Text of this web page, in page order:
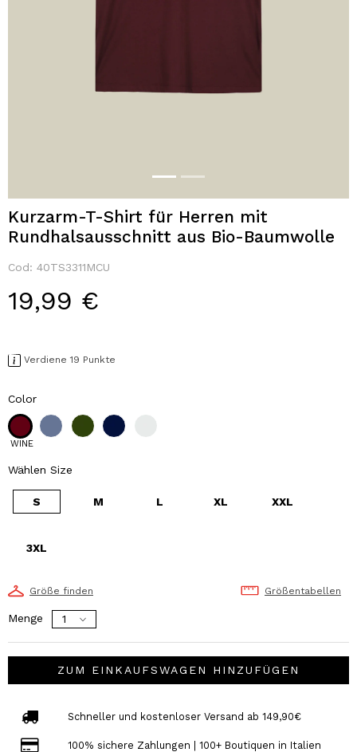
Kurzarm-T-Shirt für Herren mit
Rundhalsausschnitt aus Bio-Baumwolle
Cod: 40TS3311MCU
19,99 €
Verdiene 19 Punkte
Color
WINE
Wählen Size
S M L XL XXL
3XL
Größe finden Größentabellen
Menge
ZUM EINKAUFSWAGEN HINZUFÜGEN
Schneller und kostenloser Versand ab 149,90€
100% sichere Zahlungen | 100+ Boutiquen in Italien